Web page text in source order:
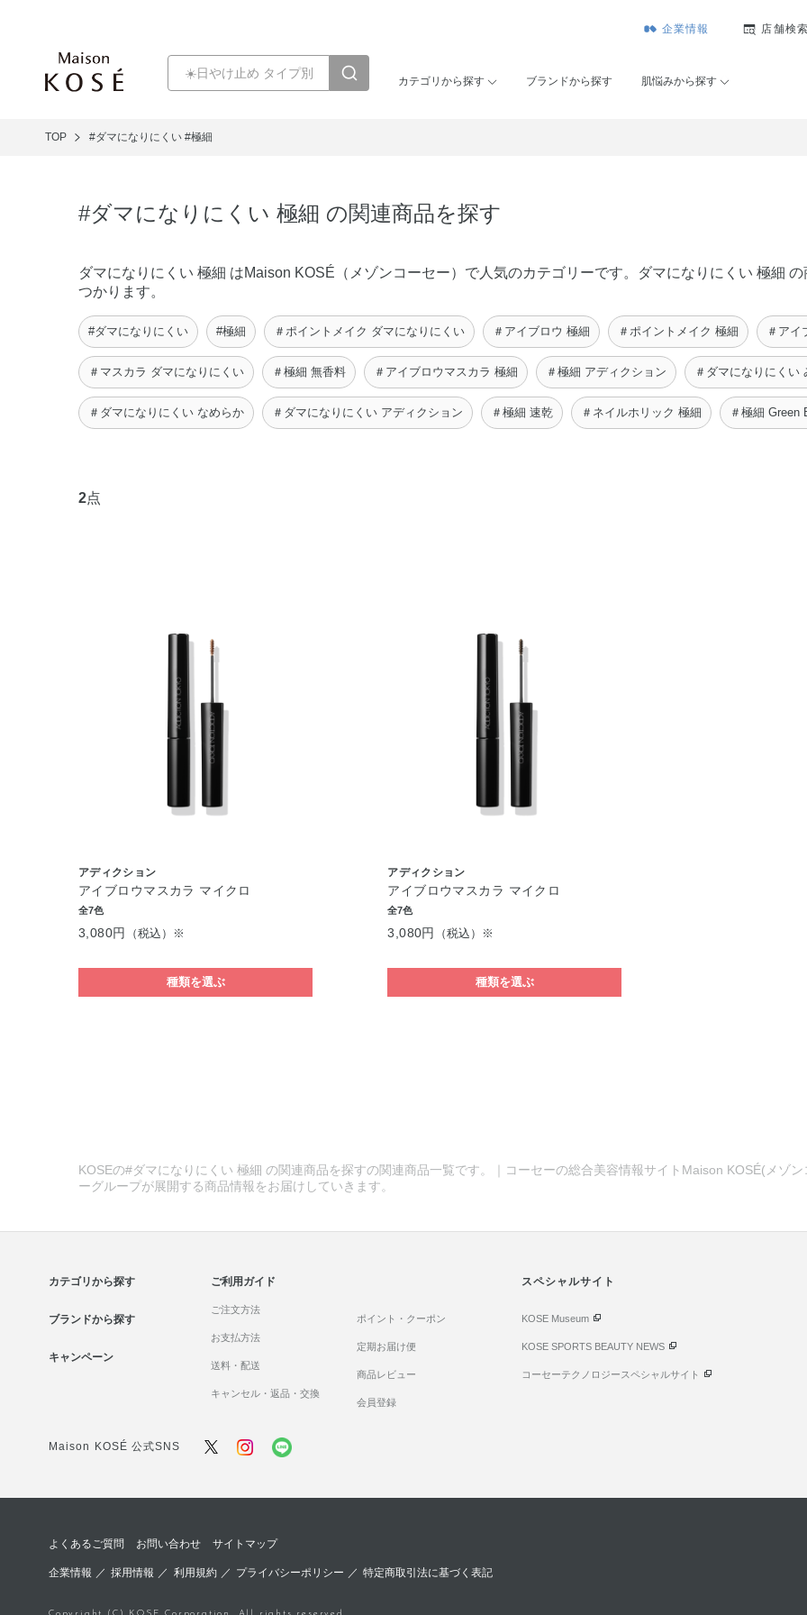
企業情報 店舗検索
カテゴリから探す ブランドから探す 肌悩みから探す
TOP #ダマになりにくい #極細
#ダマになりにくい 極細 の関連商品を探す
ダマになりにくい 極細 はMaison KOSÉ（メゾンコーセー）で人気のカテゴリーです。ダマになりにくい 極細
つかります。
#ダマになりにくい #極細 ＃ポイントメイク ダマになりにくい ＃アイブロウ 極細 ＃ポイントメイク 極細 ＃アイ
＃マスカラ ダマになりにくい ＃極細 無香料 ＃アイブロウマスカラ 極細 ＃極細 アディクション ＃ダマになりにくい
＃ダマになりにくい なめらか ＃ダマになりにくい アディクション ＃極細 速乾 ＃ネイルホリック 極細 ＃極細 Green
2点
アディクション
アイブロウマスカラ マイクロ
全7色
3,080円 （税込）※
種類を選ぶ
アディクション
アイブロウマスカラ マイクロ
全7色
3,080円 （税込）※
種類を選ぶ
KOSEの#ダマになりにくい 極細 の関連商品を探すの関連商品一覧です。｜コーセーの総合美容情報サイトMaison KOSÉ(メゾ
ーグループが展開する商品情報をお届けしていきます。
カテゴリから探す
ブランドから探す
キャンペーン
ご利用ガイド
ご注文方法
お支払方法
送料・配送
キャンセル・返品・交換
ポイント・クーポン
定期お届け便
商品レビュー
会員登録
スペシャルサイト
KOSE Museum
KOSE SPORTS BEAUTY NEWS
コーセーテクノロジースペシャルサイト
Maison KOSÉ 公式SNS
よくあるご質問 お問い合わせ サイトマップ
企業情報 ／採用情報 ／ 利用規約／ プライバシーポリシー ／ 特定商取引法に基づく表記